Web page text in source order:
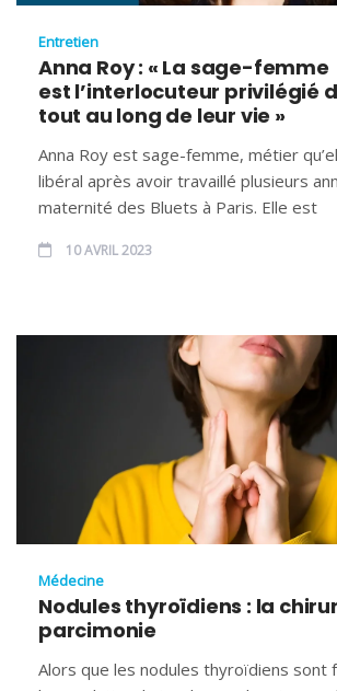
Entretien
Anna Roy : « La sage-femme
est l’interlocuteur privilégié
tout au long de leur vie »
Anna Roy est sage-femme, métier
libéral après avoir travaillé plusieurs
maternité des Bluets à Paris. Elle est
10 AVRIL 2023
Médecine
Nodules thyroïdiens : la
parcimonie
Alors que les nodules thyroïdiens sont